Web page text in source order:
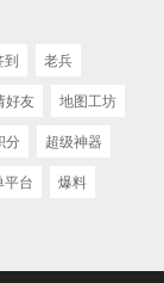
到
老兵
好友
地图工坊
分
超级神器
平台
爆料